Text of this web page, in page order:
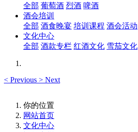
全部 葡萄酒 烈酒 啤酒
酒会培训
全部 酒食晚宴 培训课程 酒会活动
文化中心
全部 酒款专栏 红酒文化 雪茄文化
< Previous > Next
你的位置
网站首页
文化中心